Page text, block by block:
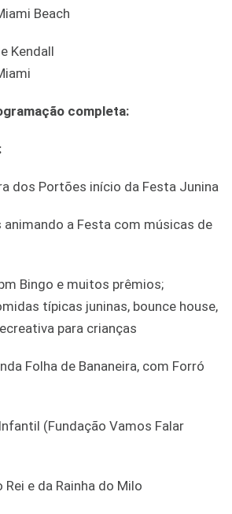
Beach
Kendall
completa:
dos Portões início da Festa Junina
a Festa com músicas de
Bingo e muitos prêmios;
típicas juninas, bounce house,
para crianças
Folha de Bananeira, com Forró
(Fundação Vamos Falar
e da Rainha do Milo